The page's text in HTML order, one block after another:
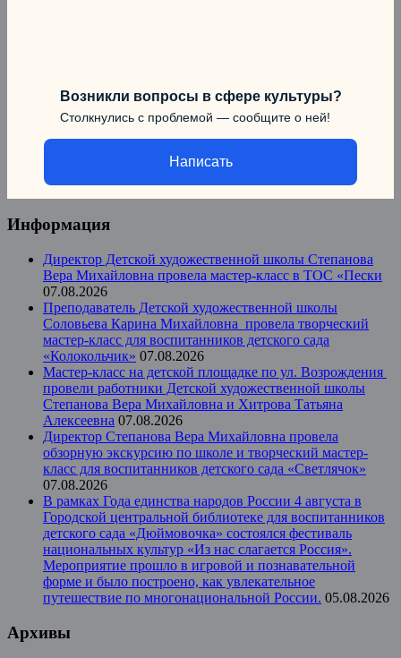
Возникли вопросы в сфере культуры?
Столкнулись с проблемой — сообщите о ней!
Написать
Информация
Директор Детской художественной школы Степанова
Вера Михайловна провела мастер-класс в ТОС «Пески
07.08.2026
Преподаватель Детской художественной школы
Соловьева Карина Михайловна провела творческий
мастер-класс для воспитанников детского сада
«Колокольчик» 07.08.2026
Мастер-класс на детской площадке по ул. Возрождения
провели работники Детской художественной школы
Степанова Вера Михайловна и Хитрова Татьяна
Алексеевна 07.08.2026
Директор Степанова Вера Михайловна провела
обзорную экскурсию по школе и творческий мастер-
класс для воспитанников детского сада «Светлячок»
07.08.2026
В рамках Года единства народов России 4 августа в
Городской центральной библиотеке для воспитанников
детского сада «Дюймовочка» состоялся фестиваль
национальных культур «Из нас слагается Россия».
Мероприятие прошло в игровой и познавательной
форме и было построено, как увлекательное
путешествие по многонациональной России. 05.08.2026
Архивы